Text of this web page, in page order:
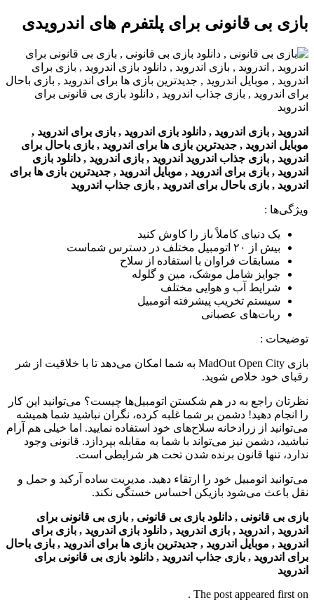
بازی بی قانونی برای پلتفرم های اندرویدی
اندروید , بازی اندروید , دانلود بازی اندروید , بازی برای اندروید ,
موبایل اندروید , جدیدترین بازی ها برای اندروید , بازی باحال برای
اندروید , بازی جذاب اندروید اندروید , بازی اندروید , دانلود بازی
اندروید , بازی برای اندروید , موبایل اندروید , جدیدترین بازی ها برای
اندروید , بازی باحال برای اندروید , بازی جذاب اندروید
ویژگی‌ها :
یک دنیای کاملاً باز را کاوش کنید
بیش از ۲۰ اتومبیل مختلف در دسترس شماست
مسابقات فراوان با استفاده از سلاح
جوایز شامل موشک، مین و گلوله
شرایط آب و هوایی مختلف
سیستم تخریب پیشرفته اتومبیل
ربات‌های عصبانی
توضیحات :
بازی
MadOut Open City به شما امکان می‌دهد تا با خلاقیت از شر
رقبای خود خلاص شوید.
نظرتان راجع به در هم شکستن اتومبیل‌ها چیست؟ می‌توانید این کار
را انجام دهید! دشمن بر شما غلبه کرده، نگران نباشید شما همیشه
می‌توانید از زرادخانه سلاح‌های خود استفاده نمایید. اما خیلی هم آرام
نباشید، دشمن نیز می‌تواند با شما به مقابله بپردازد. قانونی وجود
ندارد، تنها قانون برنده شدن تحت هر شرایطی است.
می‌توانید اتومبیل خود را ارتقاء دهید. مدیریت ساده آرکید و حمل و
نقل باعث می‌شود بازیکن احساس خستگی نکند.
بازی بی قانونی , دانلود بازی بی قانونی , بازی بی قانونی برای
اندروید , اندروید , بازی اندروید , دانلود بازی اندروید , بازی برای
اندروید , موبایل اندروید , جدیدترین بازی ها برای اندروید , بازی باحال
برای اندروید , بازی جذاب اندروید , دانلود بازی بی قانونی برای
اندروید
The post appeared first on .